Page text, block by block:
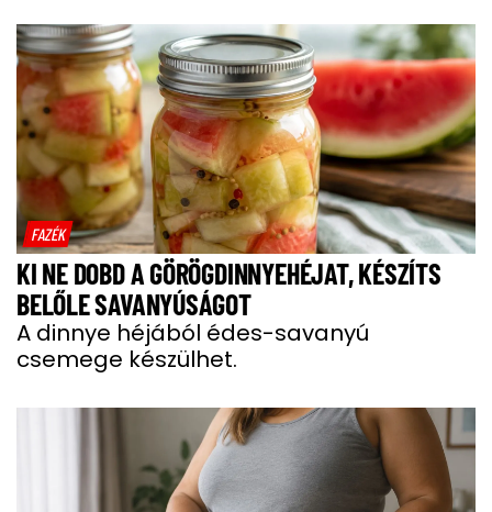
FAZÉK
KI NE DOBD A GÖRÖGDINNYEHÉJAT, KÉSZÍTS
BELŐLE SAVANYÚSÁGOT
A dinnye héjából édes-savanyú
csemege készülhet.